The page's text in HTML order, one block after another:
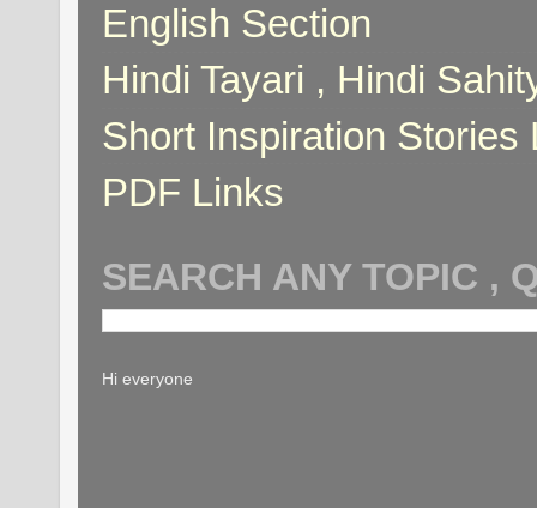
English Section
Hindi Tayari , Hindi
Short Inspiration Stories
PDF Links
SEARCH ANY TOPIC ,
Hi everyone